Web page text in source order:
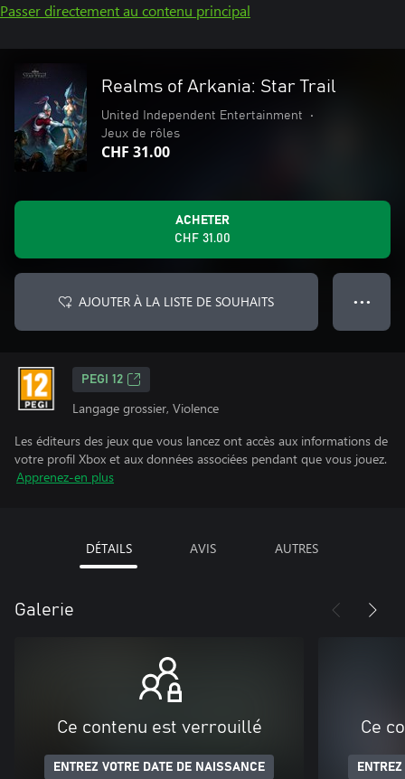
Passer directement au contenu principal
Realms of Arkania: Star Trail
United Independent Entertainment
•
Jeux de rôles
CHF 31.00
ACHETER
CHF 31.00
AJOUTER À LA LISTE DE SOUHAITS ● ● ●
PEGI 12
Langage grossier, Violence
Les éditeurs des jeux que vous lancez ont accès aux informations de
votre profil Xbox et aux données associées pendant que vous jouez.
Apprenez-en plus
DÉTAILS AVIS AUTRES
Galerie
Ce contenu est verrouillé
ENTREZ VOTRE DATE DE NAISSANCE
Ce